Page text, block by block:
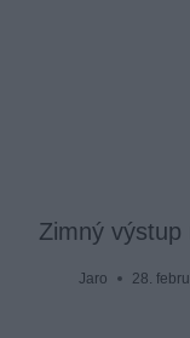
Zimný výstup
Jaro 28.